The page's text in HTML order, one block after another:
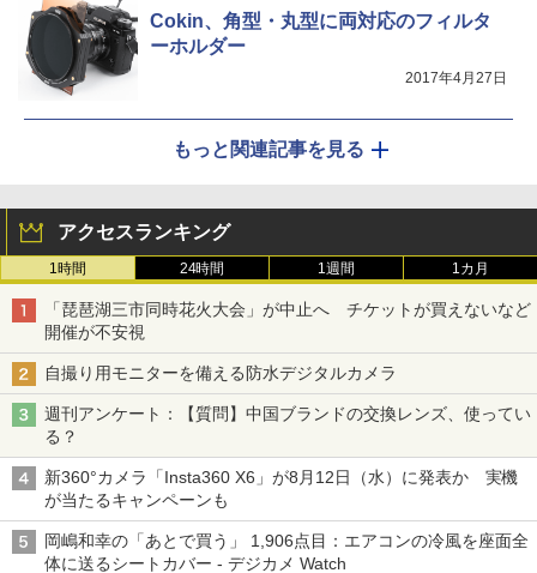
Cokin、角型・丸型に両対応のフィルタ
ーホルダー
2017年4月27日
もっと関連記事を見る
アクセスランキング
1時間 24時間 1週間 1カ月
「琵琶湖三市同時花火大会」が中止へ チケットが買えないなど
開催が不安視
自撮り用モニターを備える防水デジタルカメラ
週刊アンケート：【質問】中国ブランドの交換レンズ、使ってい
る？
新360°カメラ「Insta360 X6」が8月12日（水）に発表か 実機
が当たるキャンペーンも
岡嶋和幸の「あとで買う」 1,906点目：エアコンの冷風を座面全
体に送るシートカバー - デジカメ Watch